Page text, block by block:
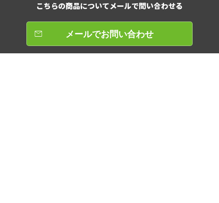
こちらの商品についてメールで問い合わせる
メールでお問い合わせ